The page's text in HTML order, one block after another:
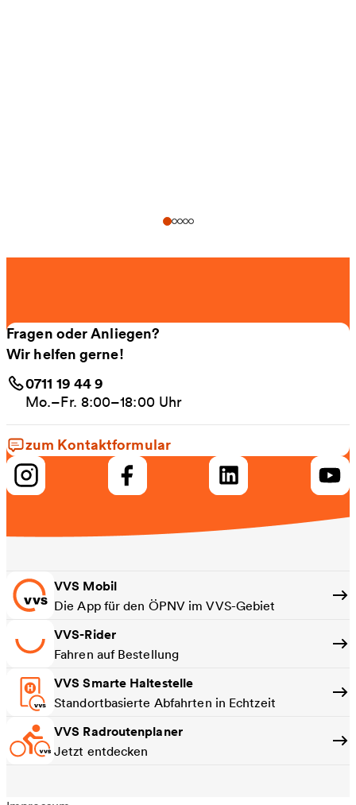
Fragen oder Anliegen?
Wir helfen gerne!
0711 19 44 9
Mo.–Fr. 8:00–18:00 Uhr
zum Kontaktformular
VVS Mobil
Die App für den ÖPNV im VVS-Gebiet
VVS-Rider
Fahren auf Bestellung
VVS Smarte Haltestelle
Standortbasierte Abfahrten in Echtzeit
VVS Radroutenplaner
Jetzt entdecken